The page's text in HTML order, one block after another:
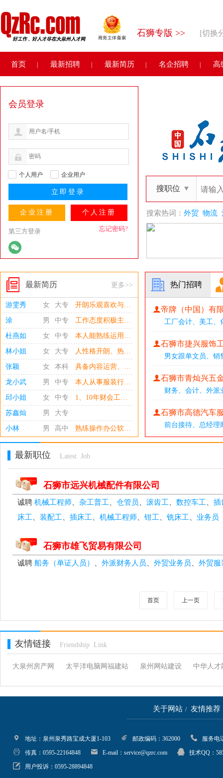
石狮专版 >> [切换
首页 最新招聘 最新简历 名企招聘 高
会员登录
个人用户 企业用户
企业注册 个人注册
第三方登录 忘记密码?
搜职位
搜索热词： 外贸 物流
最新简历 更多>>
涂 男 中专 工作态度积极主动，做事有朝气有热情有干劲，工作认真负责，学习能力强且具备出色的良好语言表达能力者。具有良好的沟通能力及团队合作精神，有原则性，掌握WPS office办公软件操作技能。
杜燕如 女 中专 本人能熟练运用Exce，AI ，Photoshop办公软件。从事服装行业，熟悉服装面辅料运用及服装工艺流程。工作中的我：注重效率，耐心细致，责任心强，富于团队协作精神，善与人沟通，有亲和力,乐观积极向上。生活中的我：性格开朗，待人真诚，希望我的加入，能为公司带来意想不到的效果！。愿以我的工作热情来回报您的选择！
林小姐 女 大专 人性格开朗、热心诚恳，熟练操作办公软件；在工作中，严格要求自己，认真及时地完成公司领导交代的任务。积极学习，不断改进工作中的不足，有机会，将进行更高的尝试，让自己的能力继续升级，同贵公司发展！（注：本人石狮市本地人，C1驾驶证）
张颖 女 本科 具备内容运营、用户服务及项目推进经验，参与图文内容制作、活动宣传及用户沟通内容整理。擅长信息提炼、内容策划、资料沉淀和用户反馈分析，能够完成选题整理、文案输出、内容优化及复盘。熟悉ChatGPT、Claude 等AI工具辅助内容生产、掌握Canva、秀米等基础排版工具。
龙小武 男 中专 本人从事服装行业20余年，责任心强，计划统筹性强，对数据敏锐，处事果断，协调能力强。台资企业担任生管7年，担任服装生产厂长、生产副总10余年。总结出企业管理以制度为本，计划为纲要，预防为主要，处理为根本。深知企业文化的重要性，团队合作的执行力度性，生产以成本控制为主，实行精益管理（1）2026年在泉州婧宸纺织科技有限公司担任服装厂长，合理开发外协工厂，精益管理，提高生产利润（2）2014-2025年担任润峰织染有限公司服装部厂长，合理安排服装生产计划，降低成本开支，节流开源，实行精益管理，使公司业绩利润原定任务400万提升到1500万（3）2011-2013年在石狮都市王牌贸易公司担任生产副总
邱小姐 女 中专 1、10年财会工作经验，先后服务于航空服务业、制造业等行业，积累企业财务全面管理及规范化建设经验。 2、擅长：文书处理（Word/Excel高效应用）、跨部门沟通。 3、性格积极主动，可快速适应新环境，期待用专业能力为团队创造价值。
苏鑫灿 男 大专
小林 男 高中
游雯秀 女 大专 开朗乐观喜欢与小朋友沟通热爱教育事业 擅长手工绘画等等
热门招聘
帝牌（中国）有
工厂会计 美工
石狮市捷兴服饰
男女跟单文员 销
石狮市青灿兴五
财务 会计 外派
石狮市高德汽车
前台接待 总经理
最新职位 Latest Job
石狮市远兴机械配件有限公司
诚聘 机械工程师、 杂工普工 仓管员 滚齿工 数控车工
插
床工
装配工 插床工 机械工程师、 钳工 铣床工 业务员
石狮市雄飞贸易有限公司
诚聘 船务（单证人员） 外派财务人员 外贸业务员 外贸服
首页 上一页
友情链接 Friendship Link
大泉州房产网 太平洋电脑网福建站 泉州网站建设 中华人才
关于网站 / 友情推荐
地址：泉州泉秀路宝成大厦1-103 邮政编码：362000
服务电
传真：0595-22164848
E-mail：service@qzrc.com
技术QQ：
用户投诉：0595-28894848